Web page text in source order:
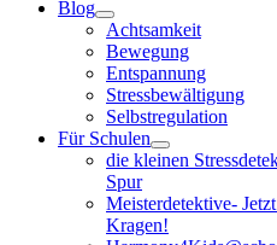
Blog
Achtsamkeit
Bewegung
Entspannung
Stressbewältigung
Selbstregulation
Für Schulen
die kleinen
Spur
Meisterdetektive-
Kragen!